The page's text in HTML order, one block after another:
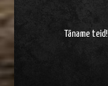
Täname teid!